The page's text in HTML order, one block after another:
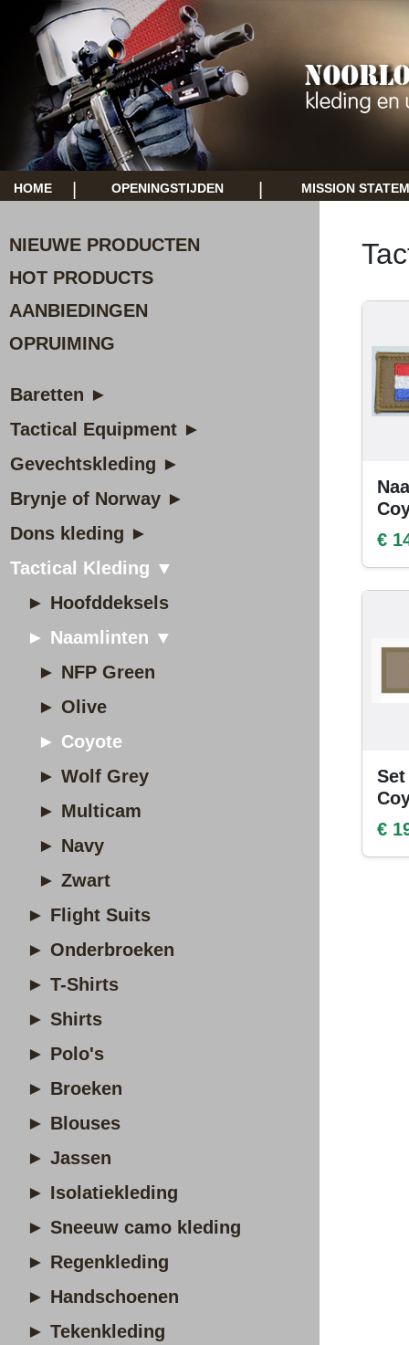
HOME OPENINGSTIJDEN MISSION
NIEUWE PRODUCTEN
HOT PRODUCTS
AANBIEDINGEN
OPRUIMING
Baretten ►
Tactical Equipment ►
Gevechtskleding ►
Brynje of Norway ►
Dons kleding ►
Tactical Kleding ▼
► Hoofddeksels
► Naamlinten ▼
► NFP Green
► Olive
► Coyote
► Wolf Grey
► Multicam
► Navy
► Zwart
► Flight Suits
► Onderbroeken
► T-Shirts
► Shirts
► Polo's
► Broeken
► Blouses
► Jassen
► Isolatiekleding
► Sneeuw camo kleding
► Regenkleding
► Handschoenen
► Tekenkleding
€
€